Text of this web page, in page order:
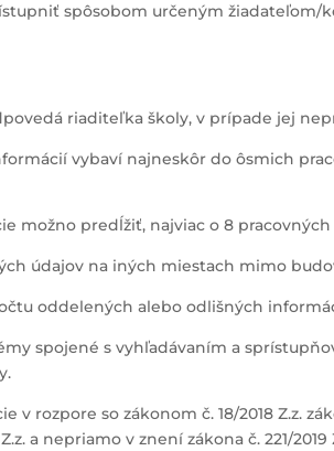
spôsobom určeným
riaditeľka školy, v prípade jej
vybaví najneskôr do ôsmich
možno predĺžiť, najviac o 8
údajov na iných miestach mimo
oddelených alebo odlišných
spojené s vyhľadávaním a
v rozpore so zákonom č. 18/2018 Z.z.
a nepriamo v znení zákona č. 221/